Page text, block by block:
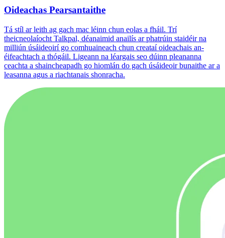
Oideachas Pearsantaithe
Tá stíl ar leith ag gach mac léinn chun eolas a fháil. Trí
theicneolaíocht Talkpal, déanaimid anailís ar phatrúin staidéir na
milliún úsáideoirí go comhuaineach chun creataí oideachais an-
éifeachtach a thógáil. Ligeann na léargais seo dúinn pleananna
ceachta a shaincheapadh go hiomlán do gach úsáideoir bunaithe ar a
leasanna agus a riachtanais shonracha.